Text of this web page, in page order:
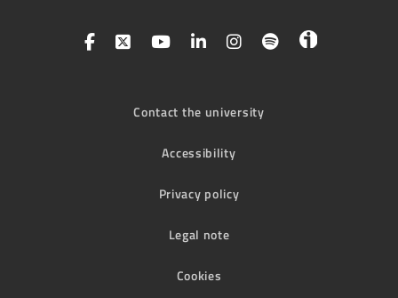
Contact the university
Accessibility
Privacy policy
Legal note
Cookies